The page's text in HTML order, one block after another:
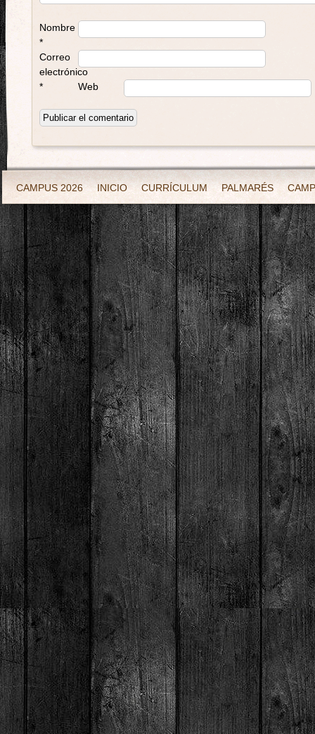
Nombre
*
Correo
electrónico
*
Web
CAMPUS 2026 INICIO CURRÍCULUM PALMARÉS